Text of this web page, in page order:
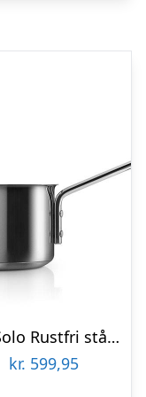
Eva Solo Rustfri stål med keramisk belægning kasserolle 1,1 l : Erling Christensen Møbler
kr. 599,95